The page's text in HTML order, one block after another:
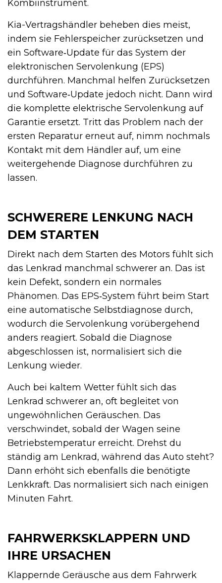
Kombiinstrument.
Kia-Vertragshändler beheben dies meist,
indem sie Fehlerspeicher zurücksetzen und
ein Software‑Update für das System der
elektronischen Servolenkung (EPS)
durchführen. Manchmal helfen Zurücksetzen
und Software‑Update jedoch nicht. Dann wird
die komplette elektrische Servolenkung auf
Garantie ersetzt. Tritt das Problem nach der
ersten Reparatur erneut auf, nimm nochmals
Kontakt mit dem Händler auf, um eine
weitergehende Diagnose durchführen zu
lassen.
SCHWERERE LENKUNG NACH
DEM STARTEN
Direkt nach dem Starten des Motors fühlt sich
das Lenkrad manchmal schwerer an. Das ist
kein Defekt, sondern ein normales
Phänomen. Das EPS‑System führt beim Start
eine automatische Selbstdiagnose durch,
wodurch die Servolenkung vorübergehend
anders reagiert. Sobald die Diagnose
abgeschlossen ist, normalisiert sich die
Lenkung wieder.
Auch bei kaltem Wetter fühlt sich das
Lenkrad schwerer an, oft begleitet von
ungewöhnlichen Geräuschen. Das
verschwindet, sobald der Wagen seine
Betriebstemperatur erreicht. Drehst du
ständig am Lenkrad, während das Auto steht?
Dann erhöht sich ebenfalls die benötigte
Lenkkraft. Das normalisiert sich nach einigen
Minuten Fahrt.
FAHRWERKSKLAPPERN UND
IHRE URSACHEN
Klappernde Geräusche aus dem Fahrwerk